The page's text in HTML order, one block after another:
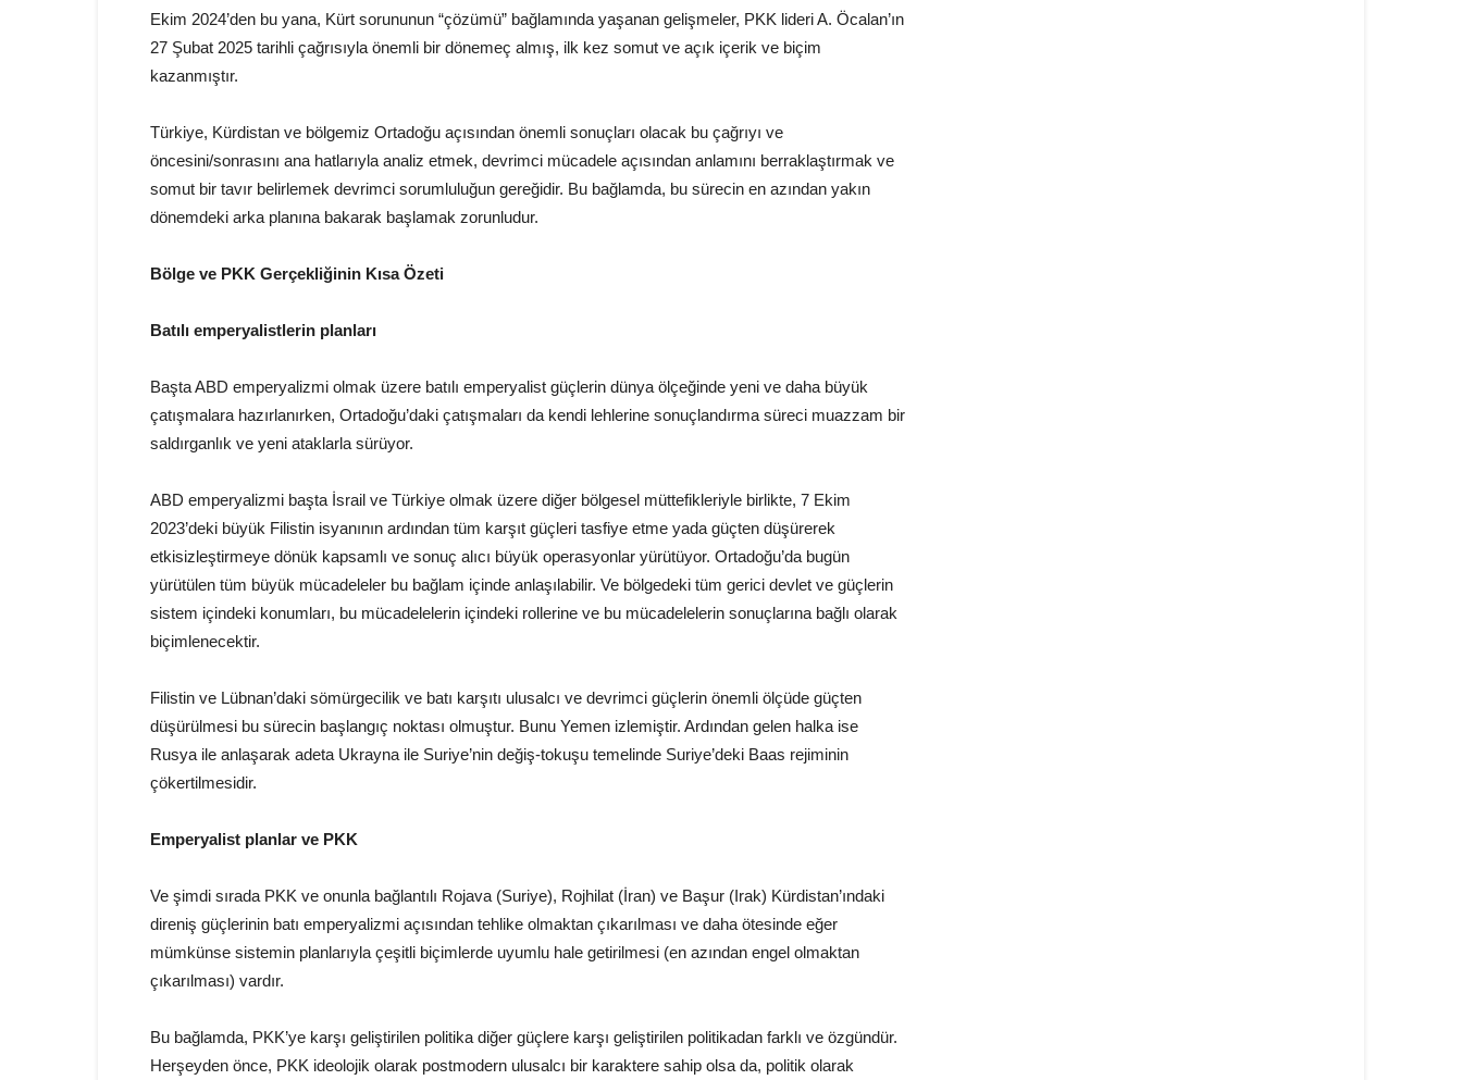
Ekim 2024’den bu yana, Kürt sorununun “çözümü” bağlamında yaşanan gelişmeler, PKK lideri A. Öcalan’ın
27 Şubat 2025 tarihli çağrısıyla önemli bir dönemeç almış, ilk kez somut ve açık içerik ve biçim
kazanmıştır.
Türkiye, Kürdistan ve bölgemiz Ortadoğu açısından önemli sonuçları olacak bu çağrıyı ve
öncesini/sonrasını ana hatlarıyla analiz etmek, devrimci mücadele açısından anlamını berraklaştırmak ve
somut bir tavır belirlemek devrimci sorumluluğun gereğidir. Bu bağlamda, bu sürecin en azından yakın
dönemdeki arka planına bakarak başlamak zorunludur.
Bölge ve PKK Gerçekliğinin Kısa Özeti
Batılı emperyalistlerin planları
Başta ABD emperyalizmi olmak üzere batılı emperyalist güçlerin dünya ölçeğinde yeni ve daha büyük
çatışmalara hazırlanırken, Ortadoğu’daki çatışmaları da kendi lehlerine sonuçlandırma süreci muazzam bir
saldırganlık ve yeni ataklarla sürüyor.
ABD emperyalizmi başta İsrail ve Türkiye olmak üzere diğer bölgesel müttefikleriyle birlikte, 7 Ekim
2023’deki büyük Filistin isyanının ardından tüm karşıt güçleri tasfiye etme yada güçten düşürerek
etkisizleştirmeye dönük kapsamlı ve sonuç alıcı büyük operasyonlar yürütüyor. Ortadoğu’da bugün
yürütülen tüm büyük mücadeleler bu bağlam içinde anlaşılabilir. Ve bölgedeki tüm gerici devlet ve güçlerin
sistem içindeki konumları, bu mücadelelerin içindeki rollerine ve bu mücadelelerin sonuçlarına bağlı olarak
biçimlenecektir.
Filistin ve Lübnan’daki sömürgecilik ve batı karşıtı ulusalcı ve devrimci güçlerin önemli ölçüde güçten
düşürülmesi bu sürecin başlangıç noktası olmuştur. Bunu Yemen izlemiştir. Ardından gelen halka ise
Rusya ile anlaşarak adeta Ukrayna ile Suriye’nin değiş-tokuşu temelinde Suriye’deki Baas rejiminin
çökertilmesidir.
Emperyalist planlar ve PKK
Ve şimdi sırada PKK ve onunla bağlantılı Rojava (Suriye), Rojhilat (İran) ve Başur (Irak) Kürdistan’ındaki
direniş güçlerinin batı emperyalizmi açısından tehlike olmaktan çıkarılması ve daha ötesinde eğer
mümkünse sistemin planlarıyla çeşitli biçimlerde uyumlu hale getirilmesi (en azından engel olmaktan
çıkarılması) vardır.
Bu bağlamda, PKK’ye karşı geliştirilen politika diğer güçlere karşı geliştirilen politikadan farklı ve özgündür.
Herşeyden önce, PKK ideolojik olarak postmodern ulusalcı bir karaktere sahip olsa da, politik olarak